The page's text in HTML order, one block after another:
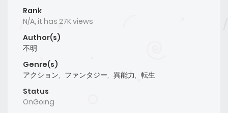
Rank
N/A, it has 27K views
Author(s)
不明
Genre(s)
アクション, ファンタジー, 異能力, 転生
Status
OnGoing